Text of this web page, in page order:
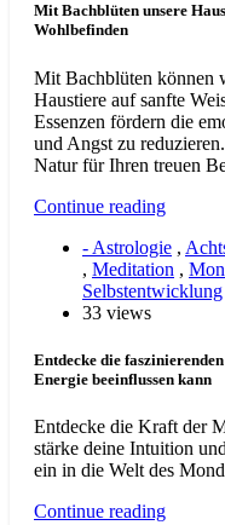
Mit Bachblüten unsere
Wohlbefinden
Mit Bachblüten können
Haustiere auf sanfte
Essenzen fördern die
und Angst zu
Natur für Ihren treuen
Continue reading
- Astrologie ,
, Meditation ,
Selbstentwicklung
33 views
Entdecke die
Energie beeinflussen kann
Entdecke die Kraft der
stärke deine Intuition
ein in die Welt des
Continue reading